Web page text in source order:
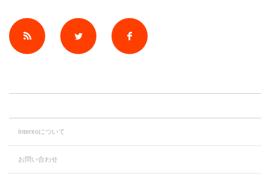
Twitter
Interiroについて
お問い合わせ